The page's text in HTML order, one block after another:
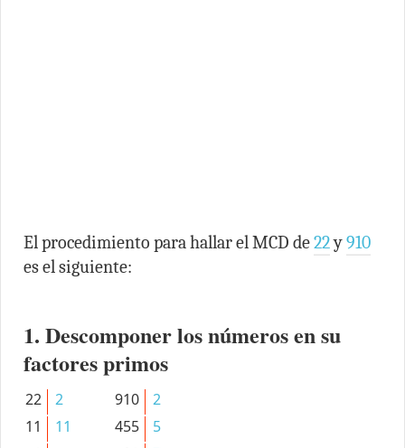
El procedimiento para hallar el MCD de22y910
es el siguiente:
1. Descomponer los números en su
factores primos
22
2
11
11
910
2
455
5